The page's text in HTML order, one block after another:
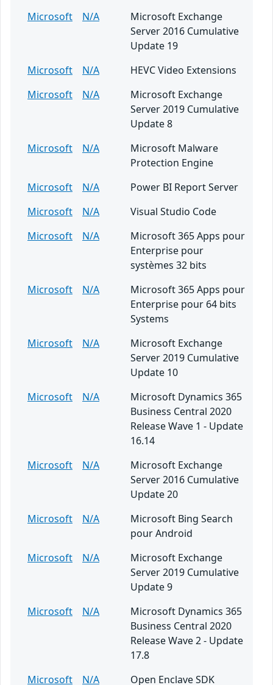
Microsoft
N/A
Microsoft Exchange
Server 2016 Cumulative
Update 19
Microsoft
N/A
HEVC Video Extensions
Microsoft
N/A
Microsoft Exchange
Server 2019 Cumulative
Update 8
Microsoft
N/A
Microsoft Malware
Protection Engine
Microsoft
N/A
Power BI Report Server
Microsoft
N/A
Visual Studio Code
Microsoft
N/A
Microsoft 365 Apps pour
Enterprise pour
systèmes 32 bits
Microsoft
N/A
Microsoft 365 Apps pour
Enterprise pour 64 bits
Systems
Microsoft
N/A
Microsoft Exchange
Server 2019 Cumulative
Update 10
Microsoft
N/A
Microsoft Dynamics 365
Business Central 2020
Release Wave 1 - Update
16.14
Microsoft
N/A
Microsoft Exchange
Server 2016 Cumulative
Update 20
Microsoft
N/A
Microsoft Bing Search
pour Android
Microsoft
N/A
Microsoft Exchange
Server 2019 Cumulative
Update 9
Microsoft
N/A
Microsoft Dynamics 365
Business Central 2020
Release Wave 2 - Update
17.8
Microsoft
N/A Open Enclave SDK